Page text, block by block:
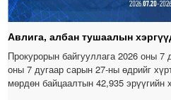
Авлига, албан тушаалын
Прокурорын байгууллага 2026 оны
оны 7 дугаар сарын 27-ны өдрийг
мөрдөн байцаалтын 42,935 эрүүгийн